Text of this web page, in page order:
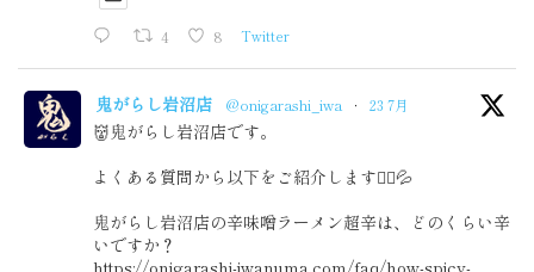
4 8 Twitter
鬼がらし岩沼店 @onigarashi_iwa · 23 7月
👹鬼がらし岩沼店です。
よくある質問から以下をご紹介します🙇‍♂️💦
鬼がらし岩沼店の辛味噌ラーメン超辛は、どのくらい辛
いですか？